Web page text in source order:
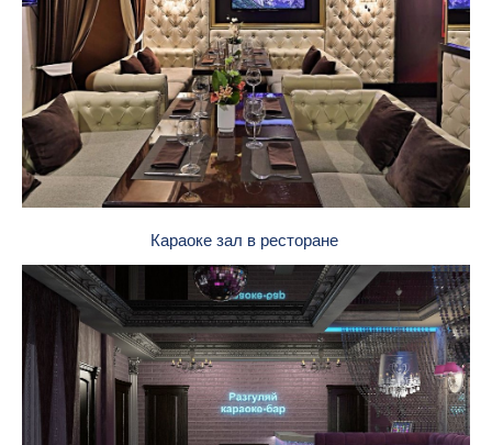
Караоке зал в ресторане